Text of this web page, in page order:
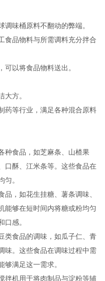
味桶原料不翻动的弊端。
食品物料与所需调料充分拌合
可以将食品物料送出。
大方‌。
药等行业，满足各种混合原料
种食品，如芝麻条、山楂果
口酥、江米条等。这些食品在
匀‌。
，如花生挂糖、薯条调味、
能够在短时间内将糖或粉均匀
口感‌。
类食品的调味，如瓜子仁、青
味。这些食品在调味过程中需
满足这一需求‌。
拌机用于将肉制品与淀粉等辅